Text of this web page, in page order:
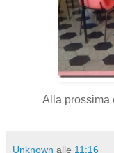
Alla prossima
Unknown alle 11:16